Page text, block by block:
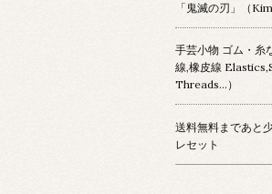
「鬼滅の刃」（
手芸小物 ゴム・糸
線,橡皮線
Threads...）
送料無料まであと
レセット